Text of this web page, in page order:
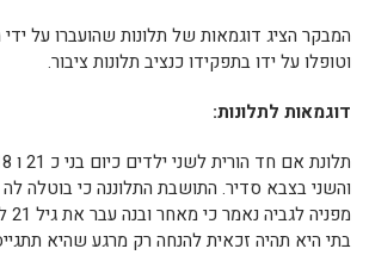
המבקר הציג דוגמאות של תלונות שהועברו על
וטופלו על ידו בתפקידו כנציב תלונות ציבור.
דוגמאות לתלונות:
והשני בצבא סדיר. התושבת התלוננה כי בוטלה
בתי היא תהיה זכאית להנחה רק מרגע שהיא